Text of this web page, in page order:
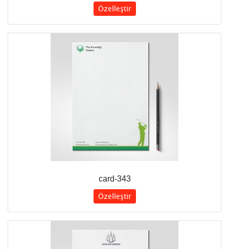
Özelleştir
card-343
Özelleştir